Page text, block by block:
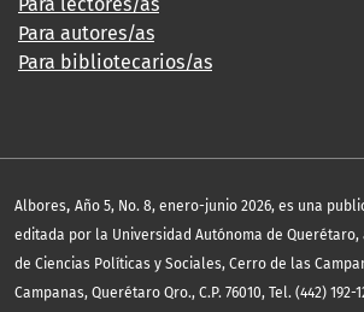
Para lectores/as
Para autores/as
Para bibliotecarios/as
Albores, Año 5, No. 8, enero-junio 2026, es una
editada por la Universidad Autónoma de Querétaro,
de Ciencias Políticas y Sociales, Cerro de las
Campanas, Querétaro Qro., C.P. 76010, Tel. (442) 192-